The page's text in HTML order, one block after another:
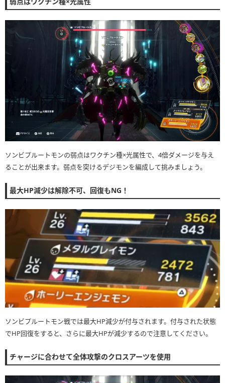
ソンビプルートモンの弱点はワクチン種×光属性で、4倍ダメージを与え
ることが出来ます。弱点を突けるデジモンを編成して挑みましょう。
最大HP減少は解除不可、回復もNG！
ソンビプルートモン戦では最大HP減少が付与されます。付与された状態
でHP回復をすると、さらに最大HPが減少するので注意してください。
チャージに合わせて全体攻撃のクロスアーツを使用